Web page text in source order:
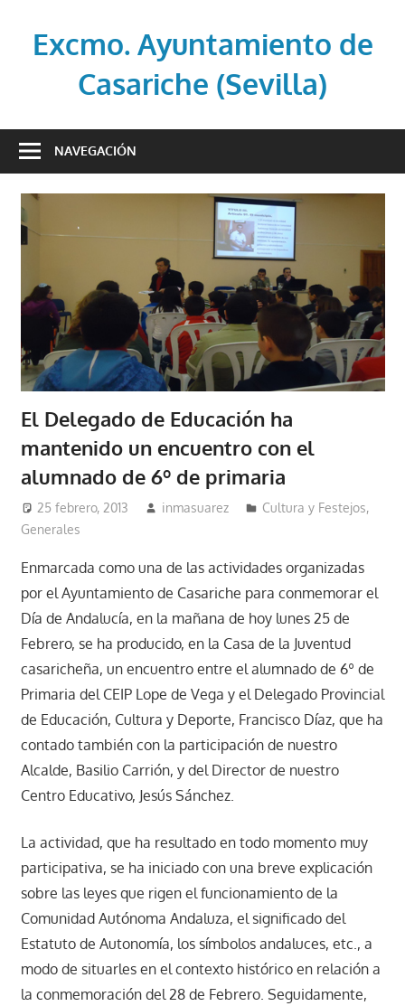
contenidoExcmo. Ayuntamiento de
Casariche (Sevilla)
oficial
Ayuntamiento
de
Casariche
NAVEGACIÓN
El Delegado de Educación ha
mantenido un encuentro con el
alumnado de 6º de primaria
25 febrero, 2013 inmasuarez Cultura y Festejos,
Generales
Enmarcada como una de las actividades organizadas
por el Ayuntamiento de Casariche para conmemorar el
Día de Andalucía, en la mañana de hoy lunes 25 de
Febrero, se ha producido, en la Casa de la Juventud
casaricheña, un encuentro entre el alumnado de 6º de
Primaria del CEIP Lope de Vega y el Delegado Provincial
de Educación, Cultura y Deporte, Francisco Díaz, que ha
contado también con la participación de nuestro
Alcalde, Basilio Carrión, y del Director de nuestro
Centro Educativo, Jesús Sánchez.
La actividad, que ha resultado en todo momento muy
participativa, se ha iniciado con una breve explicación
sobre las leyes que rigen el funcionamiento de la
Comunidad Autónoma Andaluza, el significado del
Estatuto de Autonomía, los símbolos andaluces, etc., a
modo de situarles en el contexto histórico en relación a
la conmemoración del 28 de Febrero. Seguidamente,